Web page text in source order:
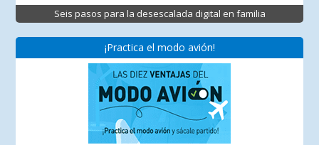
Seis pasos para la desescalada digital en familia
¡Practica el modo avión!